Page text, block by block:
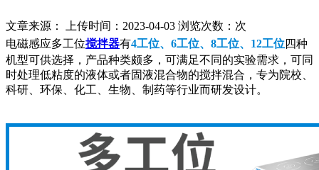
文章来源： 上传时间：2023-04-03 浏览次数： 次
电磁感应多工位搅拌器有4工位、6工位、8工位、12工位四种
机型可供选择，产品种类颇多，可满足不同的实验需求，可同
时处理低粘度的液体或者固液混合物的搅拌混合， 专为院校、
科研、环保、化工、生物、制药等行业而研发设计。